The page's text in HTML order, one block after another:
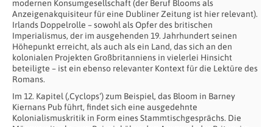
modernen Konsumgesellschaft (der Beruf Blooms als
Anzeigenakquisiteur für eine Dubliner Zeitung ist hier relevant).
Irlands Doppelrolle – sowohl als Opfer des britischen
Imperialismus, der im ausgehenden 19. Jahrhundert seinen
Höhepunkt erreicht, als auch als ein Land, das sich an den
kolonialen Projekten Großbritanniens in vielerlei Hinsicht
beteiligte – ist ein ebenso relevanter Kontext für die Lektüre des
Romans.
Im 12. Kapitel (‚Cyclops‘) zum Beispiel, das Bloom in Barney
Kiernans Pub führt, findet sich eine ausgedehnte
Kolonialismuskritik in Form eines Stammtischgesprächs. Die